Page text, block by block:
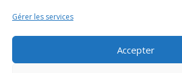
Gérer les services
Accepter
© 2022 Mairie de Pietra Di Verde –